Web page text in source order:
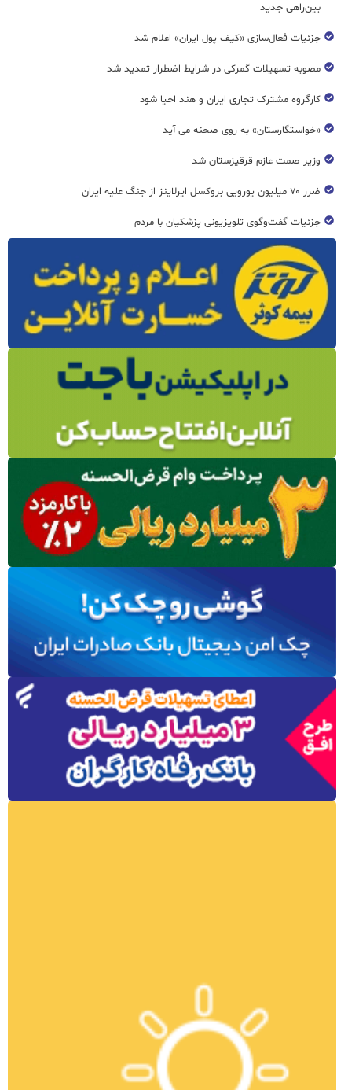
بین‌راهی جدید
جزئیات فعال‌سازی «کیف پول ایران» اعلام شد
مصوبه تسهیلات گمرکی در شرایط اضطرار تمدید شد
کارگروه مشترک تجاری ایران و هند احیا شود
«خواستگارستان» به روی صحنه می آید
وزیر صمت عازم قرقیزستان شد
ضرر ۷۰ میلیون یورویی بروکسل ایرلاینز از جنگ علیه ایران
جزئیات گفت‌وگوی تلویزیونی پزشکیان با مردم